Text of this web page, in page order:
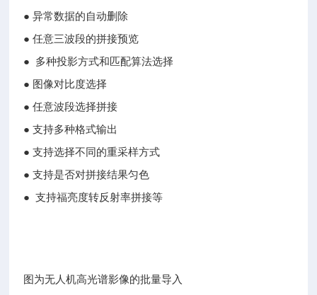
● 异常数据的自动删除
● 任意三波段的拼接预览
● 多种投影方式和匹配算法选择
● 图像对比度选择
● 任意波段选择拼接
● 支持多种格式输出
● 支持选择不同的重采样方式
● 支持是否对拼接结果匀色
● 支持福亮度转反射率拼接等
图为无人机高光谱影像的批量导入